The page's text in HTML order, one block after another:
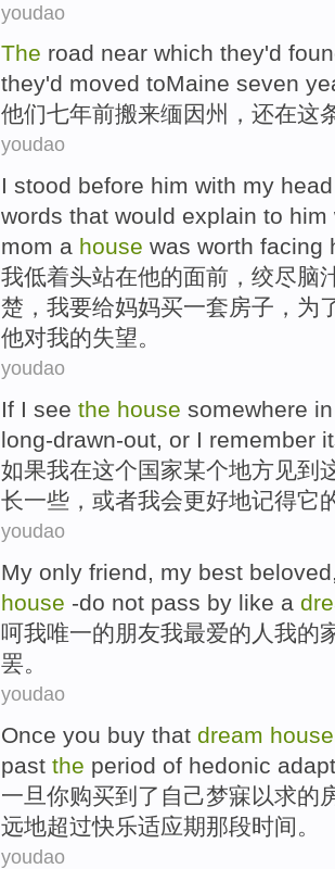
youdao
The road near which they'd
they'd moved toMaine seven
他们七年前搬来缅因州 ，还在这
youdao
I stood before him with my head
words that would explain to him
mom a house was worth facing
我低着头站在他的面前 ，绞尽脑
楚， 我要给妈妈买一套房子 ， 为
他对我的失望。
youdao
If I see the house somewhere in
long-drawn-out, or I remember
如果我在这个国家某个地方见到
长一些， 或者我会更好地记得它
youdao
My only friend, my best beloved
house -do not pass by like a
呵我唯一的朋友我最爱的人我的
罢。
youdao
Once you buy that dream house
past the period of hedonic
一旦 你购买到了 自己梦寐以求的
远地超过快乐适应期那段时间 。
youdao